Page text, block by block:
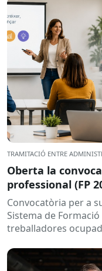
TRAMITACIÓ ENTRE
Oberta la
professional (FP
treballadores
Convocatòria per a
Sistema de
treballadores